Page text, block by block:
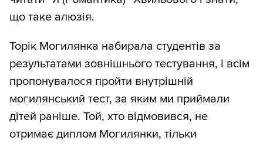
що таке алюзія.
Торік Могилянка набирала студентів за
результатами зовнішнього тестування, і всім
пропонувалося пройти внутрішній
могилянський тест, за яким ми приймали
дітей раніше. Той, хто відмовився, не
отримає диплом Могилянки, тільки